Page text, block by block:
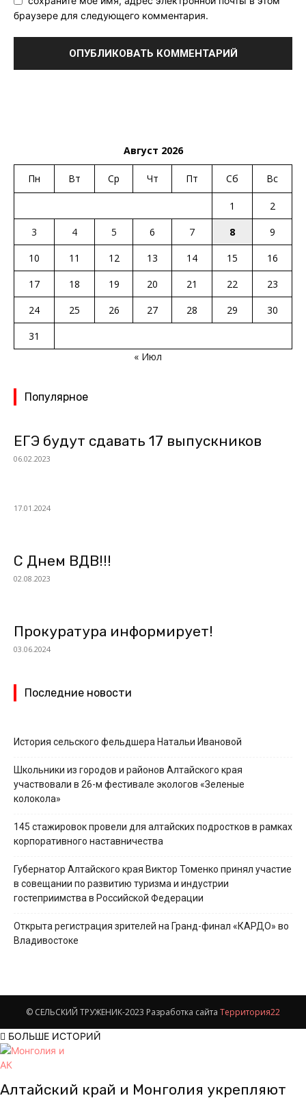
браузере для следующего комментария.
Август 2026
Пн Вт Ср Чт Пт Сб Вс
1
2
3
4 5 6 7 8
9
10
11 12 13 14 15
16
17
18 19 20 21 22
23
24
25 26 27 28 29
30
31
« Июл
Популярное
ЕГЭ будут сдавать 17 выпускников
06.02.2023
17.01.2024
С Днем ВДВ!!!
02.08.2023
Прокуратура информирует!
03.06.2024
Последние новости
История сельского фельдшера Натальи Ивановой
Школьники из городов и районов Алтайского края
участвовали в 26-м фестивале экологов «Зеленые
колокола»
145 стажировок провели для алтайских подростков в рамках
корпоративного наставничества
Губернатор Алтайского края Виктор Томенко принял участие
в совещании по развитию туризма и индустрии
гостеприимства в Российской Федерации
Открыта регистрация зрителей на Гранд-финал «КАРДО» во
Владивостоке
© СЕЛЬСКИЙ ТРУЖЕНИК-2023 Разработка сайта Территория22
БОЛЬШЕ ИСТОРИЙ
Алтайский край и Монголия укрепляют